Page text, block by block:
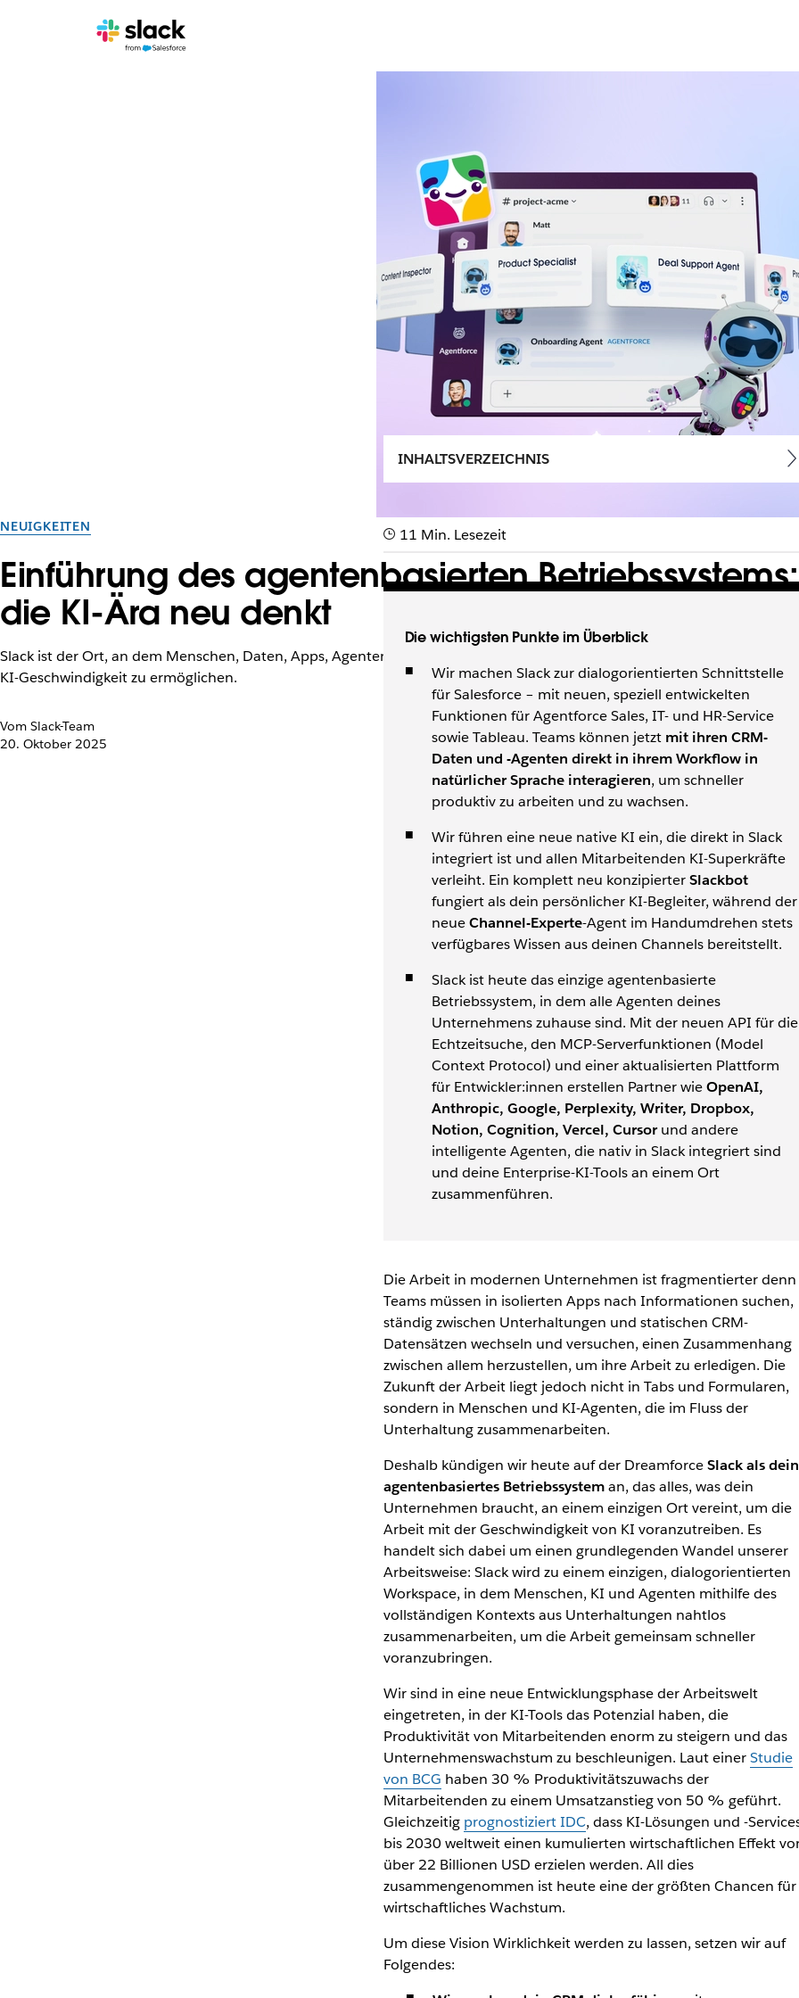
NEUIGKEITEN
Einführung des agentenbasierten
die KI-Ära neu denkt
Slack ist der Ort, an dem Menschen, Daten, Apps, Agenten, KI und Workflows zusammenkommen. Es ist die einzige
KI-Geschwindigkeit zu ermöglichen.
Vom Slack-Team
20. Oktober 2025
INHALTSVERZEICHNIS
11 Min. Lesezeit
Die wichtigsten Punkte im Überblick
Wir machen Slack zur dialogorientierten Schnittstelle
für Salesforce – mit neuen, speziell entwickelten
Funktionen für Agentforce Sales, IT- und HR-Service
sowie Tableau. Teams können jetzt mit ihren CRM-
Daten und -Agenten direkt in ihrem Workflow in
natürlicher Sprache interagieren, um schneller
produktiv zu arbeiten und zu wachsen.
Wir führen eine neue native KI ein, die direkt in Slack
integriert ist und allen Mitarbeitenden KI-Superkräfte
verleiht. Ein komplett neu konzipierterSlackbot
fungiert als dein persönlicher KI-Begleiter, während der
neueChannel-Experte-Agent im Handumdrehen stets
verfügbares Wissen aus deinen Channels bereitstellt.
Slack ist heute das einzige agentenbasierte
Betriebssystem, in dem alle Agenten deines
Unternehmens zuhause sind. Mit der neuen API für die
Echtzeitsuche, den MCP-Serverfunktionen (Model
Context Protocol) und einer aktualisierten Plattform
für Entwickler:innen erstellen Partner wieOpenAI,
Anthropic, Google, Perplexity, Writer, Dropbox,
Notion, Cognition, Vercel, Cursorund andere
intelligente Agenten, die nativ in Slack integriert sind
und deine Enterprise-KI-Tools an einem Ort
zusammenführen.
Die Arbeit in modernen Unternehmen ist fragmentierter denn
Teams müssen in isolierten Apps nach Informationen suchen,
ständig zwischen Unterhaltungen und statischen CRM-
Datensätzen wechseln und versuchen, einen Zusammenhang
zwischen allem herzustellen, um ihre Arbeit zu erledigen. Die
Zukunft der Arbeit liegt jedoch nicht in Tabs und Formularen,
sondern in Menschen und KI-Agenten, die im Fluss der
Unterhaltung zusammenarbeiten.
Deshalb kündigen wir heute auf der DreamforceSlack als dein
agentenbasiertes Betriebssysteman, das alles, was dein
Unternehmen braucht, an einem einzigen Ort vereint, um die
Arbeit mit der Geschwindigkeit von KI voranzutreiben. Es
handelt sich dabei um einen grundlegenden Wandel unserer
Arbeitsweise: Slack wird zu einem einzigen, dialogorientierten
Workspace, in dem Menschen, KI und Agenten mithilfe des
vollständigen Kontexts aus Unterhaltungen nahtlos
zusammenarbeiten, um die Arbeit gemeinsam schneller
voranzubringen.
Wir sind in eine neue Entwicklungsphase der Arbeitswelt
eingetreten, in der KI-Tools das Potenzial haben, die
Produktivität von Mitarbeitenden enorm zu steigern und das
Unternehmenswachstum zu beschleunigen. Laut einerStudie
von BCG haben 30 % Produktivitätszuwachs der
Mitarbeitenden zu einem Umsatzanstieg von 50 % geführt.
Gleichzeitig prognostiziert IDC, dass KI-Lösungen und -
bis 2030 weltweit einen kumulierten wirtschaftlichen Effekt
über 22 Billionen USD erzielen werden. All dies
zusammengenommen ist heute eine der größten Chancen für
wirtschaftliches Wachstum.
Um diese Vision Wirklichkeit werden zu lassen, setzen wir auf
Folgendes: